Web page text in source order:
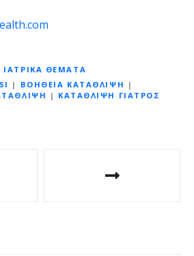
ΙΑΤΡΙΚΆ ΘΈΜΑΤΑ
| ΒΟΗΘΕΙΑ ΚΑΤΑΘΛΙΨΗ |
| ΚΑΤΑΘΛΙΨΗ ΓΙΑΤΡΟΣ